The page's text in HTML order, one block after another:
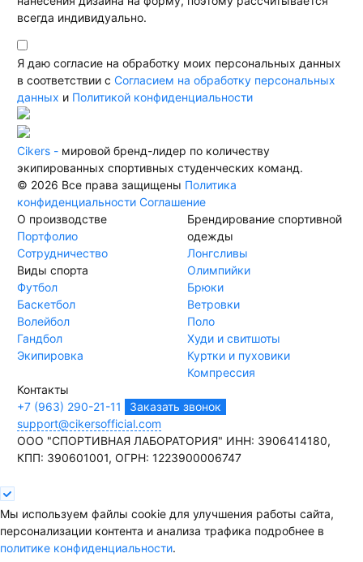
всегда индивидуально.
Я даю согласие на обработку моих персональных данных
в соответствии с Согласием на обработку персональных
данных и Политикой конфиденциальности
Cikers - мировой бренд-лидер по количеству
экипированных спортивных студенческих команд.
© 2026 Все права защищены Политика
конфиденциальности Соглашение
О производстве
Портфолио
Сотрудничество
Виды спорта
Футбол
Баскетбол
Волейбол
Гандбол
Экипировка
Брендирование спортивной
одежды
Лонгсливы
Олимпийки
Брюки
Ветровки
Поло
Худи и свитшоты
Куртки и пуховики
Компрессия
Контакты
+7 (963) 290-21-11
Заказать звонок
support@cikersofficial.com
ООО "СПОРТИВНАЯ ЛАБОРАТОРИЯ" ИНН: 3906414180,
КПП: 390601001, ОГРН: 1223900006747
Мы используем файлы cookie для улучшения работы сайта,
персонализации контента и анализа трафика подробнее в
политике конфиденциальности.